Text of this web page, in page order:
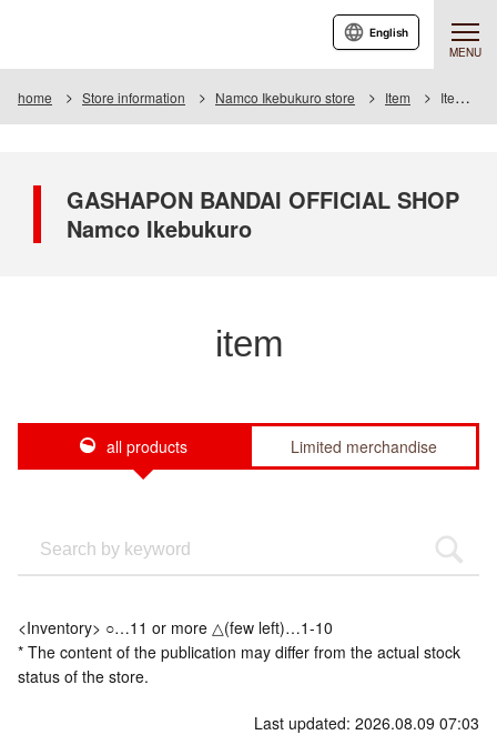
MENU
English
home Store information Namco Ikebukuro store Item Item List
GASHAPON BANDAI OFFICIAL SHOP
Namco Ikebukuro
item
all products Limited merchandise
<Inventory> ○…11 or more △(few left)…1-10
* The content of the publication may differ from the actual stock
status of the store.
Last updated: 2026.08.09 07:03